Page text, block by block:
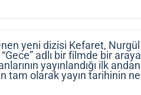
yeni dizisi Kefaret, Nurgül
adlı bir filmde bir
yayınlandığı ilk
tam olarak yayın tarihinin